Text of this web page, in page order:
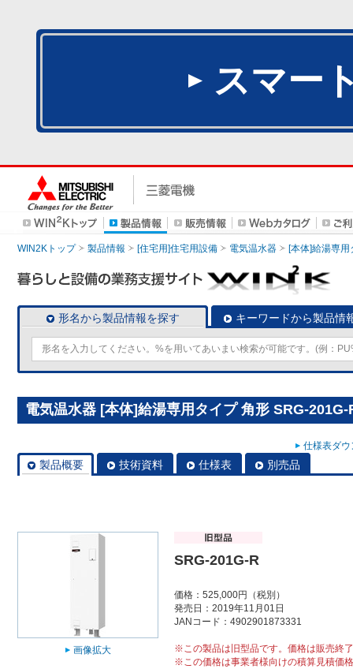
スマー
WIN2Kトップ 製品情報 [住宅用]住宅用設備 電気温水器 [本体]給湯専用
形名から製品情報を探す キーワードから製品情
電気温水器 [本体]給湯専用タイプ 角形 SRG-201G-
仕様表ダ
製品概要 技術資料 仕様表 別売品
画像拡大
SRG-201G-R
価格：525,000円（税別）
発売日：2019年11月01日
JANコード：4902901873331
※この製品は旧型品です。価格は販売終
※この価格は事業者様向けの積算見積価